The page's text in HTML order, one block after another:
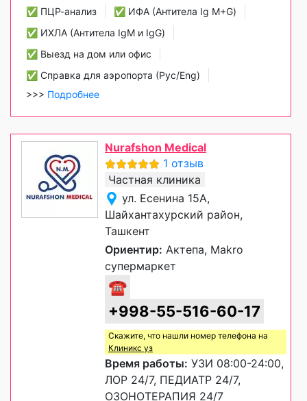
✅ ПЦР-анализ
✅ ИФА (Антитела Ig М+G)
✅ ИХЛА (Антитела IgM и IgG)
✅ Выезд на дом или офис
✅ Справка для аэропорта (Рус/Eng)
>>> Подробнее
Nurafshon Medical
1 отзыв
Частная клиника
ул. Есенина 15А,
Шайхантахурский район,
Ташкент
Ориентир: Актепа, Makro
супермаркет
☎
+998-55-516-60-17
Скажите, что нашли номер телефона на
Клиникс уз
Время работы: УЗИ 08:00-24:00,
ЛОР 24/7, ПЕДИАТР 24/7,
ОЗОНОТЕРАПИЯ 24/7